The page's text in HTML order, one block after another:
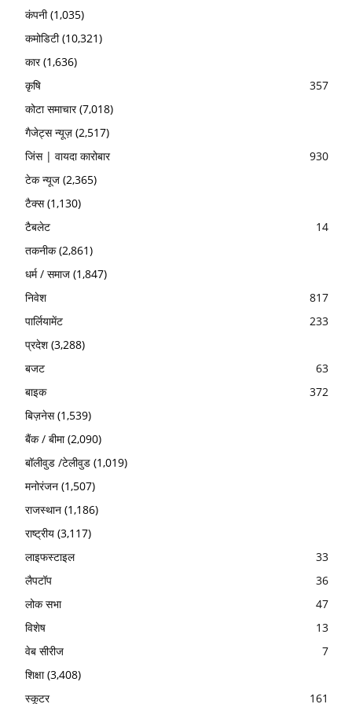
कंपनी(1,035)
कमोडिटी(10,321)
कार(1,636)
कृषि
357
कोटा समाचार(7,018)
गैजेट्स न्यूज़ (2,517)
जिंस | वायदा कारोबार
930
टेक न्यूज (2,365)
टैक्स(1,130)
टैबलेट
14
तकनीक(2,861)
धर्म / समाज (1,847)
निवेश
817
पार्लियामेंट
233
प्रदेश(3,288)
बजट
63
बाइक
372
बिज़नेस(1,539)
बैंक / बीमा(2,090)
बॉलीवुड /टेलीवुड (1,019)
मनोरंजन (1,507)
राजस्थान (1,186)
राष्ट्रीय (3,117)
लाइफस्टाइल
33
लैपटॉप
36
लोक सभा
47
विशेष
13
वेब सीरीज
7
शिक्षा(3,408)
स्कूटर
161